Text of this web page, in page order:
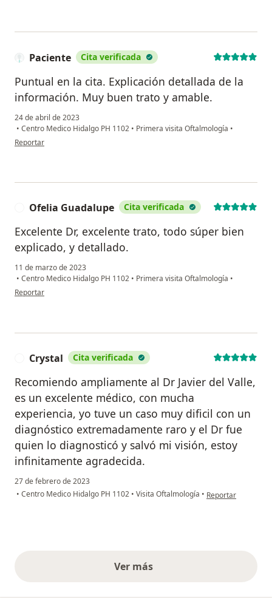
Paciente Cita verificada
Puntual en la cita. Explicación detallada de la
información. Muy buen trato y amable.
24 de abril de 2023
• Centro Medico Hidalgo PH 1102 • Primera visita Oftalmología •
en opinión del usuario Paciente
Reportar
Ofelia Guadalupe Cita verificada
Excelente Dr, excelente trato, todo súper bien
explicado, y detallado.
11 de marzo de 2023
• Centro Medico Hidalgo PH 1102 • Primera visita Oftalmología •
en opinión del usuario Ofelia Guadalupe
Reportar
Crystal Cita verificada
Recomiendo ampliamente al Dr Javier del Valle,
es un excelente médico, con mucha
experiencia, yo tuve un caso muy dificil con un
diagnóstico extremadamente raro y el Dr fue
quien lo diagnosticó y salvó mi visión, estoy
infinitamente agradecida.
27 de febrero de 2023
• Centro Medico Hidalgo PH 1102 • Visita Oftalmología • en opinión del
Reportar
Ver másopiniones anteriores